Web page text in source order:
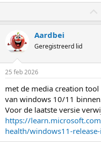
Aardbei
Geregistreerd lid
25 feb 2026
met de media creation
van windows 10/11
Voor de laatste versie
https://
health/windows11-